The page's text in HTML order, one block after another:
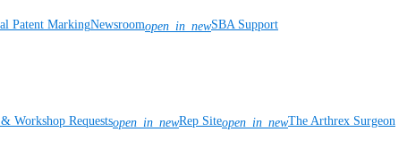
Patent MarkingNewsroomopen_in_newSBA Support
Workshop Requestsopen_in_newRep Siteopen_in_newThe Arthrex Surgeon